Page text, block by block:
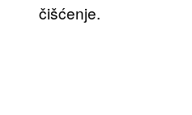
čišćenje.